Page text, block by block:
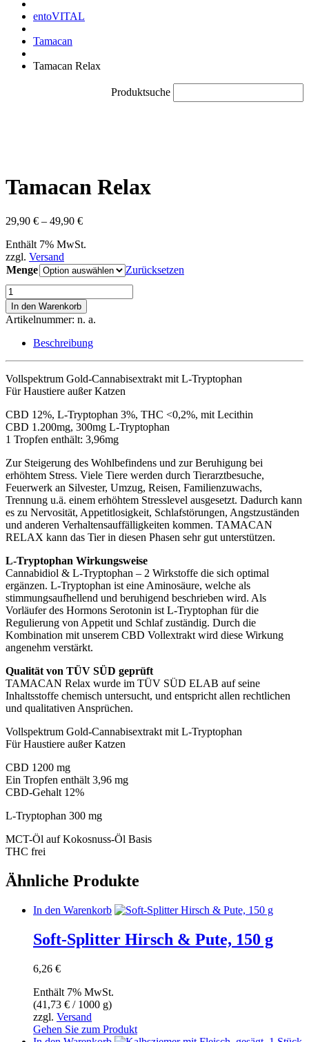
entoVITAL
Tamacan
Tamacan Relax
Produktsuche
Tamacan Relax
29,90 € – 49,90 €Preisspanne:
bis
Enthält 7% MwSt.
zzgl. Versand
Menge
Zurücksetzen
Tamacan
Relax
Menge
In den Warenkorb
Artikelnummer: n. a.
Beschreibung
Vollspektrum Gold-Cannabisextrakt mit L-Tryptophan
Für Haustiere außer Katzen
CBD 12%, L-Tryptophan 3%, THC <0,2%, mit Lecithin
CBD 1.200mg, 300mg L-Tryptophan
1 Tropfen enthält: 3,96mg
Zur Steigerung des Wohlbefindens und zur Beruhigung bei
erhöhtem Stress. Viele Tiere werden durch Tierarztbesuche,
Feuerwerk an Silvester, Umzug, Reisen, Familienzuwachs,
Trennung u.ä. einem erhöhtem Stresslevel ausgesetzt. Dadurch kann
es zu Nervosität, Appetitlosigkeit, Schlafstörungen, Angstzuständen
und anderen Verhaltensauffälligkeiten kommen. TAMACAN
RELAX kann das Tier in diesen Phasen sehr gut unterstützen.
L-Tryptophan Wirkungsweise
Cannabidiol & L-Tryptophan – 2 Wirkstoffe die sich optimal
ergänzen. L-Tryptophan ist eine Aminosäure, welche als
stimmungsaufhellend und beruhigend beschrieben wird. Als
Vorläufer des Hormons Serotonin ist L-Tryptophan für die
Regulierung von Appetit und Schlaf zuständig. Durch die
Kombination mit unserem CBD Vollextrakt wird diese Wirkung
angenehm verstärkt.
Qualität von TÜV SÜD geprüft
TAMACAN Relax wurde im TÜV SÜD ELAB auf seine
Inhaltsstoffe chemisch untersucht, und entspricht allen rechtlichen
und qualitativen Ansprüchen.
Vollspektrum Gold-Cannabisextrakt mit L-Tryptophan
Für Haustiere außer Katzen
CBD 1200 mg
Ein Tropfen enthält 3,96 mg
CBD-Gehalt 12%
L-Tryptophan 300 mg
MCT-Öl auf Kokosnuss-Öl Basis
THC frei
Ähnliche Produkte
In den Warenkorb
Soft-Splitter Hirsch & Pute, 150 g
6,26 €
Enthält 7% MwSt.
(41,73 € / 1000 g)
zzgl. Versand
Gehen Sie zum Produkt